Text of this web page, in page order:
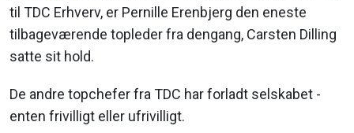
til TDC Erhverv, er Pernille Erenbjerg den eneste
tilbageværende topleder fra dengang, Carsten Dilling
satte sit hold.
De andre topchefer fra TDC har forladt selskabet -
enten frivilligt eller ufrivilligt.